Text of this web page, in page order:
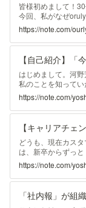
皆様初めまして！
今回、私がなぜ
の生態 名前：河野
在） 出身：愛知県
イク 特技：お酒の
も好き（動けるデ
かのせてます。 本
す。 建築も好きで
サウナは
https://note.com/
はじめまして。河
私のことを知って
だきました！ 一体
ってしてきたか、そ
ていただきます。
kawano) 年齢：35
ッカー、読書、建
小太りで食べるの
動産会社：6年
https://note.com/
どうも、現在カス
は、新卒からずっ
「カスタマーサクセ
お話しさせてくださ
お待ちしてます！
キャリアのスター
現場の現場監督や
https://note.com/